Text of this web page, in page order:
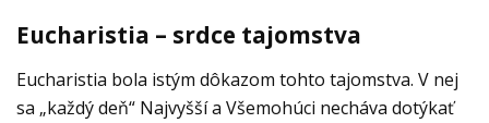
Eucharistia – srdce tajomstva
Eucharistia bola istým dôkazom tohto tajomstva. V nej
sa „každý deň“ Najvyšší a Všemohúci necháva dotýkať